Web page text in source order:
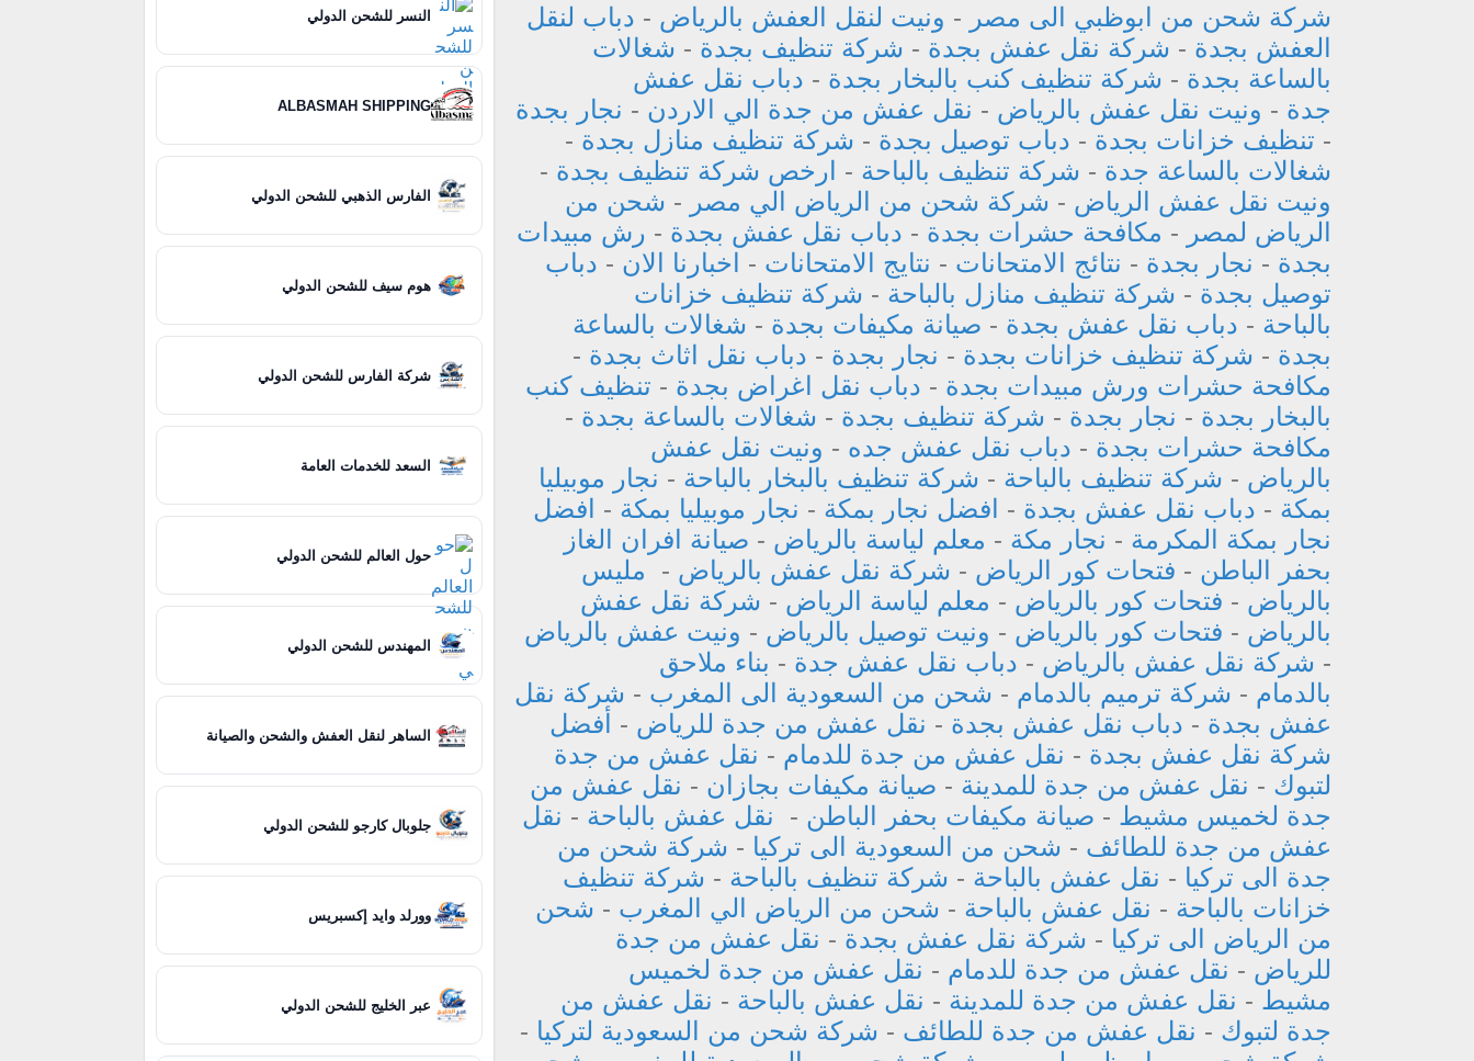
شركة شحن من ابوظبي الى مصر - ونيت لنقل العفش بالرياض - دباب لنقل
العفش بجدة - شركة نقل عفش بجدة - شركة تنظيف بجدة - شغالات
بالساعة بجدة - شركة تنظيف كنب بالبخار بجدة - دباب نقل عفش
جدة - ونيت نقل عفش بالرياض - نقل عفش من جدة الي الاردن - نجار بجدة
- تنظيف خزانات بجدة - دباب توصيل بجدة - شركة تنظيف منازل بجدة -
شغالات بالساعة جدة - شركة تنظيف بالباحة - ارخص شركة تنظيف بجدة -
ونيت نقل عفش الرياض - شركة شحن من الرياض الي مصر - شحن من
الرياض لمصر - مكافحة حشرات بجدة - دباب نقل عفش بجدة - رش مبيدات
بجدة - نجار بجدة - نتائج الامتحانات - نتايج الامتحانات - اخبارنا الان - دباب
توصيل بجدة - شركة تنظيف منازل بالباحة - شركة تنظيف خزانات
بالباحة - دباب نقل عفش بجدة - صيانة مكيفات بجدة - شغالات بالساعة
بجدة - شركة تنظيف خزانات بجدة - نجار بجدة - دباب نقل اثاث بجدة -
مكافحة حشرات ورش مبيدات بجدة - دباب نقل اغراض بجدة - تنظيف كنب
بالبخار بجدة - نجار بجدة - شركة تنظيف بجدة - شغالات بالساعة بجدة -
مكافحة حشرات بجدة - دباب نقل عفش جده - ونيت نقل عفش
بالرياض - شركة تنظيف بالباحة - شركة تنظيف بالبخار بالباحة - نجار موبيليا
بمكة - دباب نقل عفش بجدة - افضل نجار بمكة - نجار موبيليا بمكة - افضل
نجار بمكة المكرمة - نجار مكة - معلم لياسة بالرياض - صيانة افران الغاز
بحفر الباطن - فتحات كور الرياض - شركة نقل عفش بالرياض - مليس
بالرياض - فتحات كور بالرياض - معلم لياسة الرياض - شركة نقل عفش
بالرياض - فتحات كور بالرياض - ونيت توصيل بالرياض - ونيت عفش بالرياض
- شركة نقل عفش بالرياض - دباب نقل عفش جدة - بناء ملاحق
بالدمام - شركة ترميم بالدمام - شحن من السعودية الى المغرب - شركة نقل
عفش بجدة - دباب نقل عفش بجدة - نقل عفش من جدة للرياض - أفضل
شركة نقل عفش بجدة - نقل عفش من جدة للدمام - نقل عفش من جدة
لتبوك - نقل عفش من جدة للمدينة - صيانة مكيفات بجازان - نقل عفش من
جدة لخميس مشيط - صيانة مكيفات بحفر الباطن - نقل عفش بالباحة - نقل
عفش من جدة للطائف - شحن من السعودية الى تركيا - شركة شحن من
جدة الى تركيا - نقل عفش بالباحة - شركة تنظيف بالباحة - شركة تنظيف
خزانات بالباحة - نقل عفش بالباحة - شحن من الرياض الي المغرب - شحن
من الرياض الى تركيا - شركة نقل عفش بجدة - نقل عفش من جدة
للرياض - نقل عفش من جدة للدمام - نقل عفش من جدة لخميس
مشيط - نقل عفش من جدة للمدينة - نقل عفش بالباحة - نقل عفش من
جدة لتبوك - نقل عفش من جدة للطائف - شركة شحن من السعودية لتركيا -
النسر للشحن الدولي
ALBASMAH SHIPPING
الفارس الذهبي للشحن الدولي
هوم سيف للشحن الدولي
شركة الفارس للشحن الدولي
السعد للخدمات العامة
حول العالم للشحن الدولي
المهندس للشحن الدولي
الساهر لنقل العفش والشحن والصيانة
جلوبال كارجو للشحن الدولي
وورلد وايد إكسبريس
عبر الخليج للشحن الدولي